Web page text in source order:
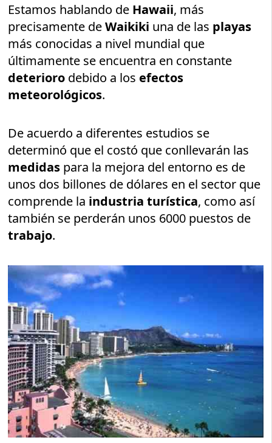
Estamos hablando de Hawaii, más
precisamente deWaikiki una de las playas
más conocidas a nivel mundial que
últimamente se encuentra en constante
deterioro debido a los efectos
meteorológicos.
De acuerdo a diferentes estudios se
determinó que el costó que conllevarán las
medidas para la mejora del entorno es de
unos dos billones de dólares en el sector que
comprende la industria turística, como así
también se perderán unos 6000 puestos de
trabajo.